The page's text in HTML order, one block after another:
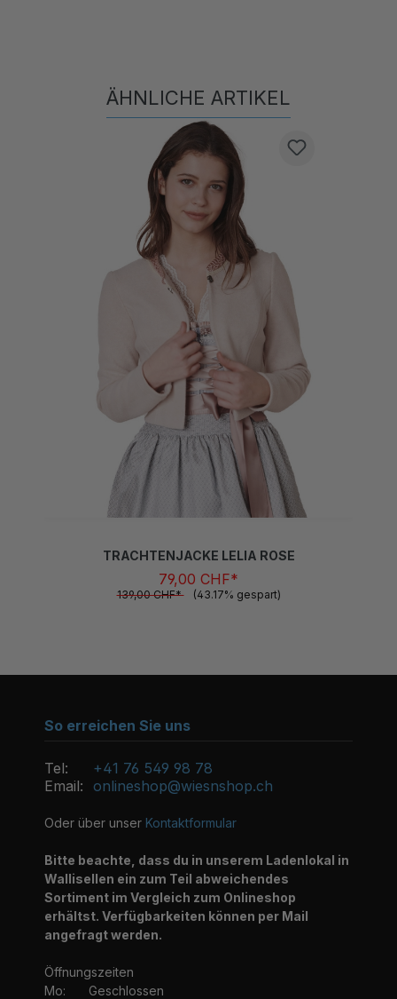
Produktgalerie überspringen
79,00 CHF*
139,00 CHF* (43.17% gespart)
So erreichen Sie uns
Tel:
+41 76 549 98 78
Email: onlineshop@wiesnshop.ch
Oder über unser Kontaktformular
Bitte beachte, dass du in unserem Ladenlokal in
Wallisellen ein zum Teil abweichendes
Sortiment im Vergleich zum Onlineshop
erhältst. Verfügbarkeiten können per Mail
angefragt werden.
Öffnungszeiten
Mo:
Geschlossen